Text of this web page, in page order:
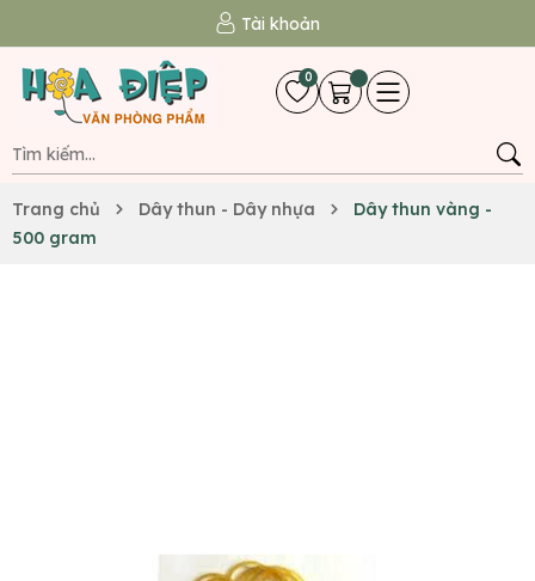
Tài khoản
0
Trang chủ Dây thun - Dây nhựa
Dây thun vàng -
500 gram